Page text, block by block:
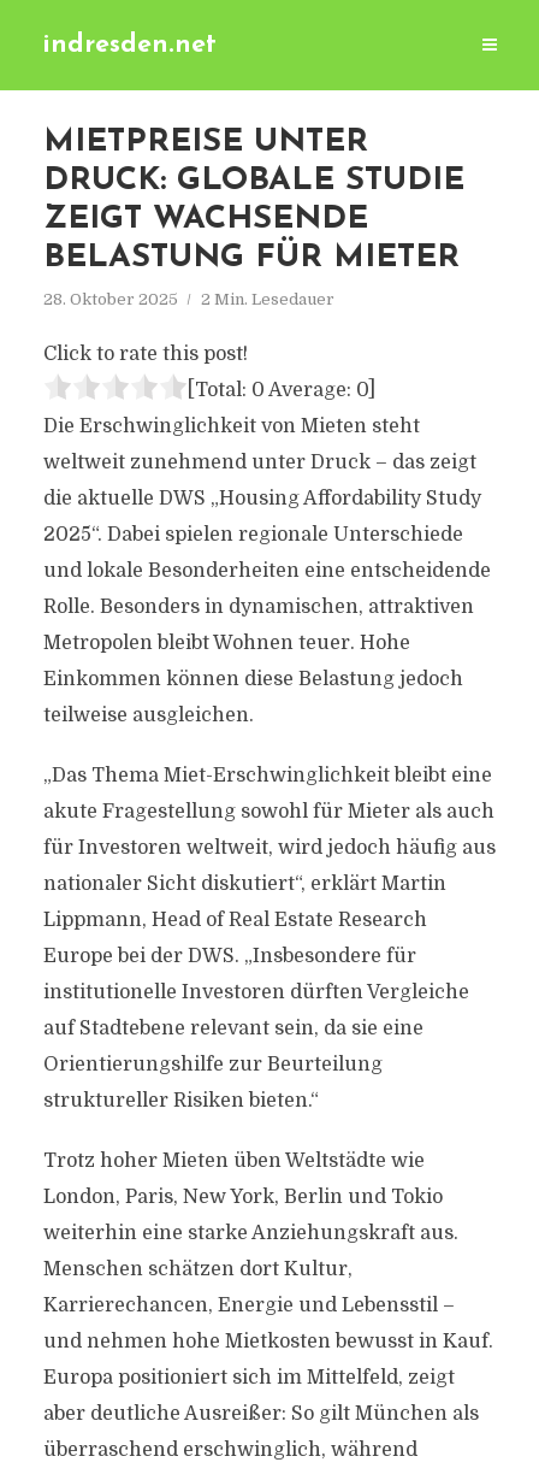
indresden.net
MIETPREISE UNTER
DRUCK: GLOBALE STUDIE
ZEIGT WACHSENDE
BELASTUNG FÜR MIETER
28. Oktober 2025 2 Min. Lesedauer
Click to rate this post!
[Total: 0 Average: 0]
Die Erschwinglichkeit von Mieten steht
weltweit zunehmend unter Druck – das zeigt
die aktuelle DWS „Housing Affordability Study
2025“. Dabei spielen regionale Unterschiede
und lokale Besonderheiten eine entscheidende
Rolle. Besonders in dynamischen, attraktiven
Metropolen bleibt Wohnen teuer. Hohe
Einkommen können diese Belastung jedoch
teilweise ausgleichen.
„Das Thema Miet-Erschwinglichkeit bleibt eine
akute Fragestellung sowohl für Mieter als auch
für Investoren weltweit, wird jedoch häufig aus
nationaler Sicht diskutiert“, erklärt Martin
Lippmann, Head of Real Estate Research
Europe bei der DWS. „Insbesondere für
institutionelle Investoren dürften Vergleiche
auf Stadtebene relevant sein, da sie eine
Orientierungshilfe zur Beurteilung
struktureller Risiken bieten.“
Trotz hoher Mieten üben Weltstädte wie
London, Paris, New York, Berlin und Tokio
weiterhin eine starke Anziehungskraft aus.
Menschen schätzen dort Kultur,
Karrierechancen, Energie und Lebensstil –
und nehmen hohe Mietkosten bewusst in Kauf.
Europa positioniert sich im Mittelfeld, zeigt
aber deutliche Ausreißer: So gilt München als
überraschend erschwinglich, während